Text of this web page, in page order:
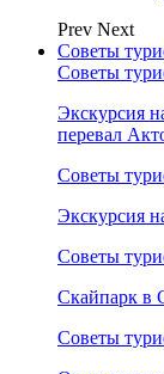
Prev Next
Советы
Советы
Экскурсия
перевал
Советы
Экскурсия
Советы
Скайпарк в
Советы